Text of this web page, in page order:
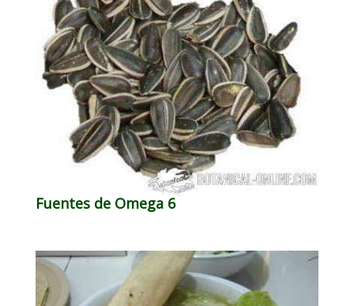
Fuentes de Omega 6